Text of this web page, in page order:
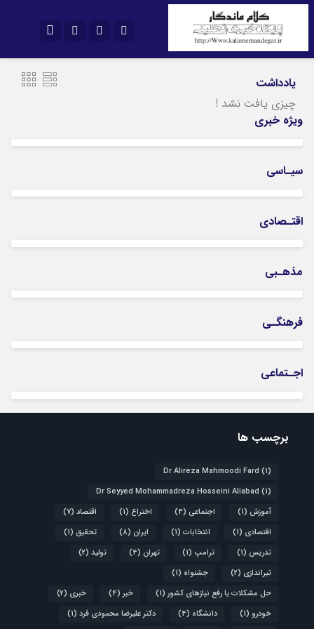
سروش
آپارات
رمز عبور
مرا به خاطر بسپار
یادداشت
چیزی یافت نشد !
ویژه خبری
سیـاسی
اقتـصادی
مذهـبی
فرهنگـی
اجـتماعی
برچسب ها
Dr Alireza Mahmoodi Fard (1)
Dr Seyyed Mohammadreza Hosseini Aliabad (1)
آموزش (1) اجتماعی (4) اختراع (1) اقتصاد (7)
اقتصادی (1) انتخابات (1) ایران (8) تحقیق (1)
تدریس (1) ترامپ (1) تهران (4) تولید (2)
تیراندازی (2) جشنواه (1)
حل مشکلات یا رفع نیازهای کشور (1) خبر (4) خبری (2)
خودرو (1) دانشگاه (4) دکتر علیرضا محمودی فرد (1)